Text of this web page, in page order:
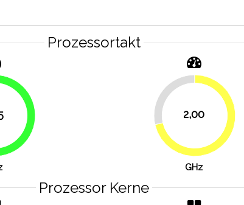
Prozessortakt
83.9%
2,00
28.6%
71.4%
GHz
Prozessor Kerne